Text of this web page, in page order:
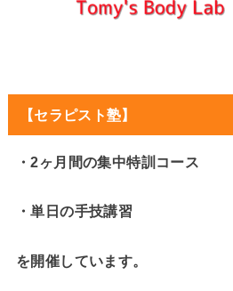
【セラピスト塾】
・2ヶ月間の集中特訓コース
・単日の手技講習
を開催しています。